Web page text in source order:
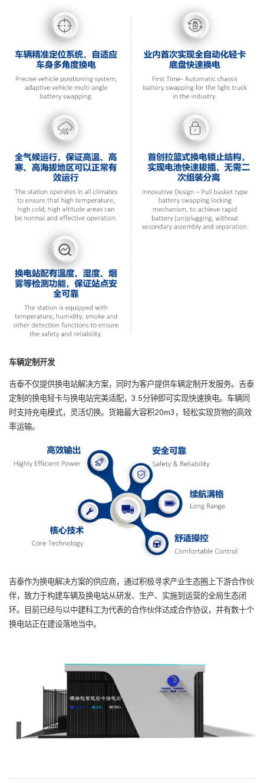
车辆定制开发
吉泰不仅提供换电站解决方案，同时为客户提供车辆定制开发服务。吉泰
定制的换电轻卡与换电站完美适配，3.5分钟即可实现快速换电。车辆同
时支持充电模式，灵活切换。货箱最大容积20m3，轻松实现货物的高效
率运输。
吉泰作为换电解决方案的供应商，通过积极寻求产业生态圈上下游合作伙
伴，致力于构建车辆及换电站从研发、生产、实施到运营的全局生态闭
环。目前已经与以中建科工为代表的合作伙伴达成合作协议，并有数十个
换电站正在建设落地当中。